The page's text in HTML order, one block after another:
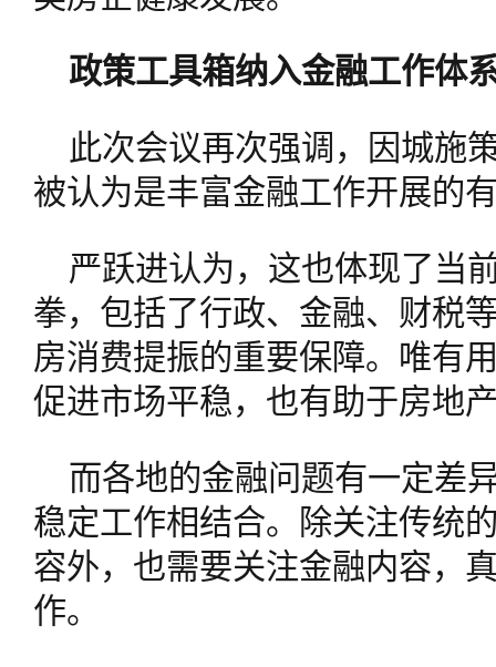
政策工具箱纳入金融工作体
此次会议再次强调，因城施
被认为是丰富金融工作开展的
严跃进认为，这也体现了当
拳，包括了行政、金融、财税
房消费提振的重要保障。唯有
促进市场平稳，也有助于房地
而各地的金融问题有一定差
稳定工作相结合。除关注传统
容外，也需要关注金融内容，
作。